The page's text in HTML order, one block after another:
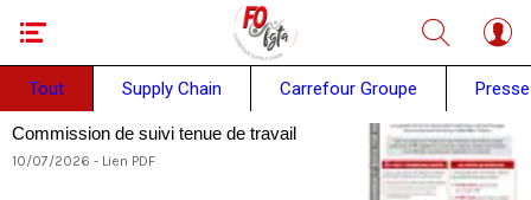
Tout Supply Chain Carrefour Groupe Presse
Commission de suivi tenue de travail
10/07/2026 - Lien PDF